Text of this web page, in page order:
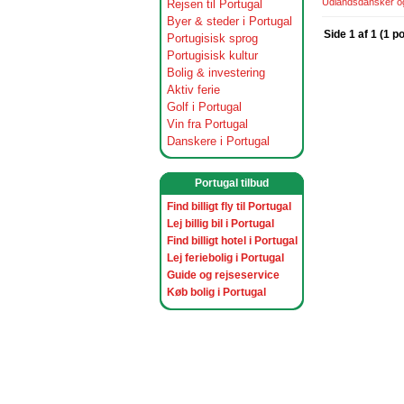
Rejsen til Portugal
Byer & steder i Portugal
Portugisisk sprog
Portugisisk kultur
Bolig & investering
Aktiv ferie
Golf i Portugal
Vin fra Portugal
Danskere i Portugal
Portugal tilbud
Find billigt fly til Portugal
Lej billig bil i Portugal
Find billigt hotel i Portugal
Lej feriebolig i Portugal
Guide og rejseservice
Køb bolig i Portugal
Side 1 af 1 (1